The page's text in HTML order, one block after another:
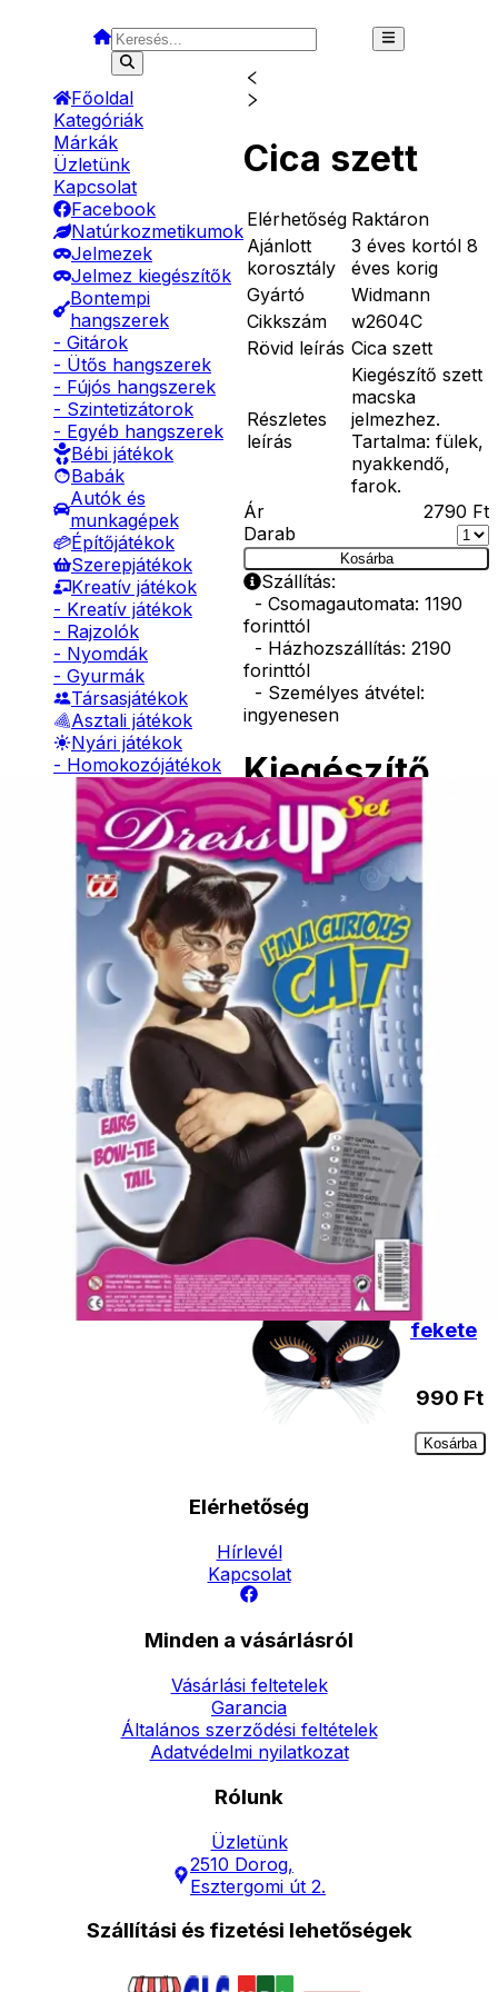
Főoldal
Kategóriák
Márkák
Üzletünk
Kapcsolat
Facebook
Natúrkozmetikumok
Jelmezek
Jelmez kiegészítők
Bontempi
hangszerek
- Gitárok
- Ütős hangszerek
- Fújós hangszerek
- Szintetizátorok
- Egyéb hangszerek
Bébi játékok
Babák
Autók és
munkagépek
Építőjátékok
Szerepjátékok
Kreatív játékok
- Kreatív játékok
- Rajzolók
- Nyomdák
- Gyurmák
Társasjátékok
Asztali játékok
Nyári játékok
- Homokozójátékok
- Műanyag hajók
- Hinta, csúszda
- Ütők, dobálók
- Strandcikkek
- Egyéb nyári játékok
Lábbal hajtós
járművek
Téli játékok
Cica szett
Elérhetőség Raktáron
Ajánlott
korosztály
3 éves kortól 8
éves korig
Gyártó
Widmann
Cikkszám
w2604C
Rövid leírás Cica szett
Részletes
leírás
Kiegészítő szett
macska
jelmezhez.
Tartalma: fülek,
nyakkendő,
farok.
Ár
2790 Ft
Darab
Kosárba
Szállítás:
- Csomagautomata: 1190
forinttól
- Házhozszállítás: 2190
forinttól
- Személyes átvétel:
ingyenesen
Kiegészítő
termékek
Arcfesték
karakterek
1190
Macska
álarc
990
fekete
990 Ft
Kosárba
Elérhetőség
Hírlevél
Kapcsolat
Minden a vásárlásról
Vásárlási feltetelek
Garancia
Általános szerződési feltételek
Adatvédelmi nyilatkozat
Rólunk
Üzletünk
2510 Dorog,
Esztergomi út 2.
Szállítási és fizetési lehetőségek